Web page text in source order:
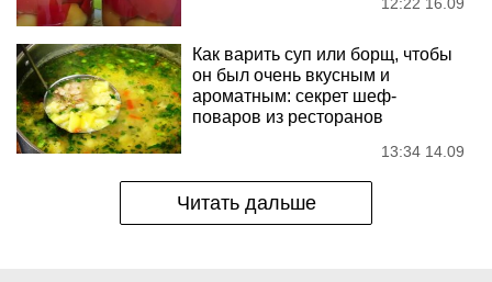
12:22 16.09
Как варить суп или борщ, чтобы
он был очень вкусным и
ароматным: секрет шеф-
поваров из ресторанов
13:34 14.09
Читать дальше